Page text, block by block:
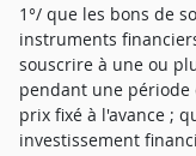
1°/ que les bons de
instruments
souscrire à une ou
pendant une
prix fixé à l'avance ;
investissement